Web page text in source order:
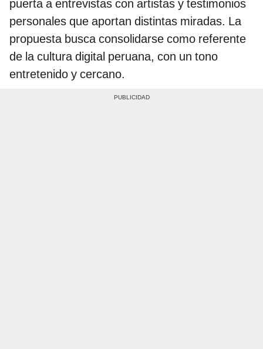
puerta a entrevistas con artistas y testimonios
personales que aportan distintas miradas. La
propuesta busca consolidarse como referente
de la cultura digital peruana, con un tono
entretenido y cercano.